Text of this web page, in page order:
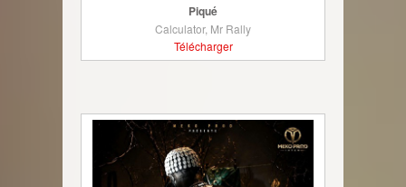
Piqué
Calculator, Mr Rally
Télécharger